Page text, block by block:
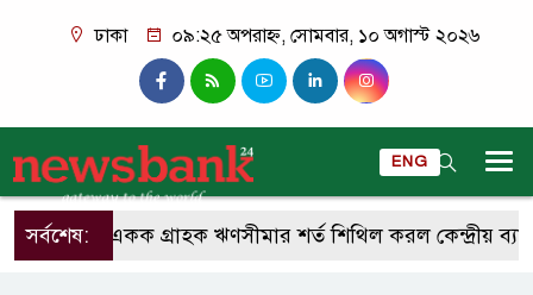
ঢাকা ০৯:২৫ অপরাহ্ন, সোমবার, ১০ অগাস্ট ২০২৬
ENG
সর্বশেষ:একক গ্রাহক ঋণসীমার শর্ত শিথিল করল কেন্দ্রীয় ব্যাংক